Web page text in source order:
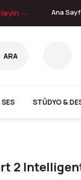
→ Ana
ARA
SES STÜDYO &
2